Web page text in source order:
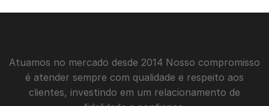
Atuamos no mercado desde 2014 Nosso compromisso
é atender sempre com qualidade e respeito aos
clientes, investindo em um relacionamento de